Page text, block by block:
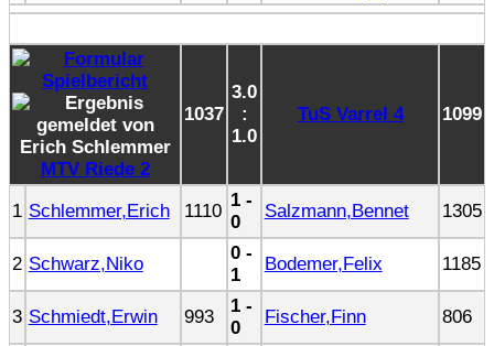
MTV Riede 2
1037
3.0
:
1.0
TuS Varrel 4 1099
1 Schlemmer,Erich 1110
1 -
0
Salzmann,Bennet 1305
2 Schwarz,Niko
0 -
1
Bodemer,Felix 1185
3 Schmiedt,Erwin 993
1 -
0
Fischer,Finn 806